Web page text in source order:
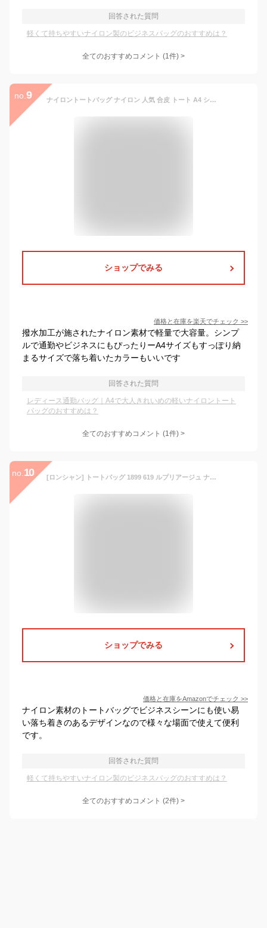
回答された質問
軽くて持ちやすいナイロン製のビジネスバッグのおすすめは？
全てのおすすめコメント (1件) >
no. 9 ナイロントートバッグ ナイロン 人気 合皮 トート A4 シンプル ナイロンバッグ レディース 撥水加工ナイロン 通勤 通学 誕生日 女性 プレゼント 母の日 ナイロンスクエア
ショップでみる
価格と在庫を楽天でチェック >>
撥水加工が施されたナイロン素材で軽量で大容量。シンプ
ルで通勤やビジネスにもぴったりーA4サイズもすっぽり納
まるサイズで落ち着いたカラーもいいです
回答された質問
レディース通勤バッグ｜A4で大人きれいめの軽いナイロントート
バッグのおすすめは？
全てのおすすめコメント (1件) >
no. 10 [ロンシャン] トートバッグ 1899 619 ルプリアージュ ナイロン B4サイズ対応 PC収納可 ノワール [並行輸入品]
ショップでみる
価格と在庫をAmazonでチェック >>
ナイロン素材のトートバッグでビジネスシーンにも使い易
い落ち着きのあるデザインなので様々な場面で使えて便利
です。
回答された質問
軽くて持ちやすいナイロン製のビジネスバッグのおすすめは？
全てのおすすめコメント (2件) >